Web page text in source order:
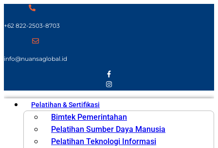
+62 822-2503-8703
info@nuansaglobal.id
Pelatihan & Sertifikasi
Bimtek Pemerintahan
Pelatihan Sumber Daya Manusia
Pelatihan Teknologi Informasi